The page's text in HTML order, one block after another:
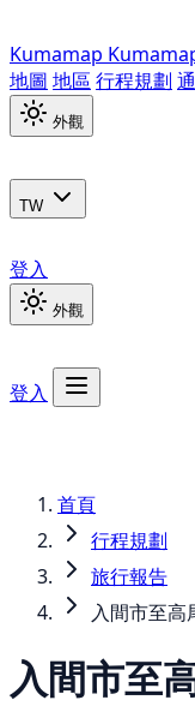
Kumamap
地圖 地區 行程規劃
外觀
TW
登入
外觀
登入
首頁
行程規劃
旅行報告
入間市至高
入間市至